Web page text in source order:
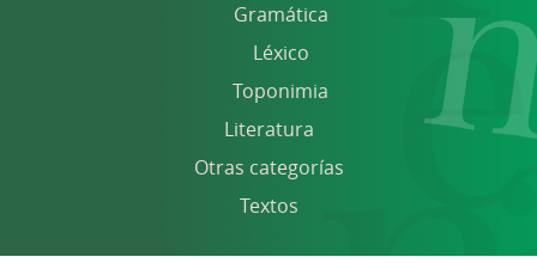
Gramática
Léxico
Toponimia
Literatura
Otras categorías
Textos